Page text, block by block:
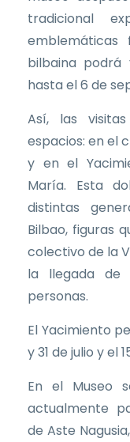
tradicional
bilbaina podrá
hasta el 6 de
Así, las
espacios: en el
y en el
María. Esta
distintas
Bilbao, figuras
colectivo de la
la llegada de
personas.
El Yacimiento
y 31 de julio y el
En el Museo
actualmente
de Aste